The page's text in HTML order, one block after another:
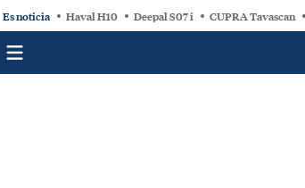
Es noticia Haval H10 Deepal S07 i CUPRA Tavascan